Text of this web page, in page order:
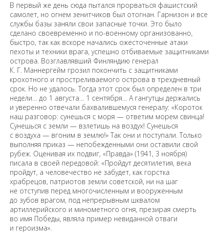
В первый же день сюда пытался прорваться фашистский
самолет, но огнем зенитчиков был отогнан. Гарнизон и все
службы базы заняли свои запасные точки. Это было
сделано своевременно и по-военному организованно,
быстро, так как вскоре начались ожесточенные атаки
пехоты и техники врага, успешно отбиваемые защитниками
острова. Возглавлявший Финляндию генерал
К. Г. Маннергейм грозил покончить с защитниками
крохотного и простреливаемого острова в трехдневный
срок. Но не удалось. Тогда этот срок был определен в три
недели… до 1 августа… 1 сентября… А гангутцы держались
и уверенно отвечали бахвалившемуся генералу: «Короток
наш разговор: сунешься с моря — ответим морем свинца!
Сунешься с земли — взлетишь на воздух! Сунешься
с воздуха — вгоним в землю!» Так они и поступали. Только
выполняя приказ — непобежденными они оставили свой
рубеж. Оценивая их подвиг, «Правда» (1941, 3 ноября)
писала в своей передовой: «Пройдут десятилетия, века
пройдут, а человечество не забудет, как горстка
храбрецов, патриотов земли советской, ни на шаг
не отступив перед многочисленным и вооруженным
до зубов врагом, под непрерывным шквалом
артиллерийского и минометного огня, презирая смерть
во имя Победы, являла пример невиданной отваги
и героизма».